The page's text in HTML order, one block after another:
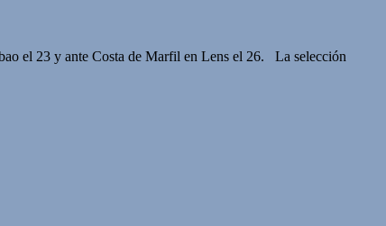
el 23 y ante Costa de Marfil en Lens el 26. La selección